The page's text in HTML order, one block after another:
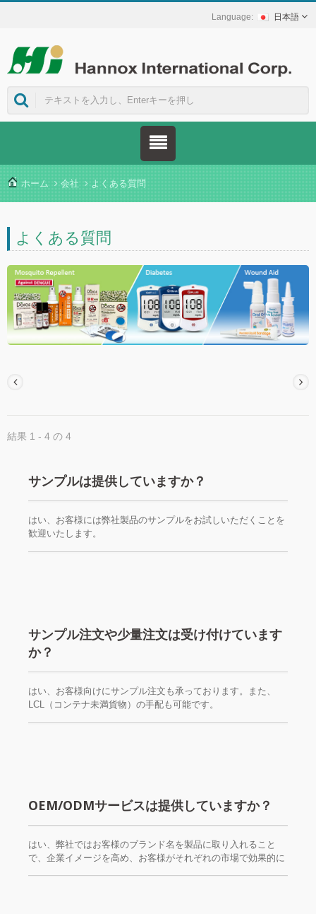
日本語
ホーム 会社 よくある質問
よくある質問
結果 1 - 4 の 4
サンプルは提供していますか？
はい、お客様には弊社製品のサンプルをお試しいただくことを
歓迎いたします。
サンプル注文や少量注文は受け付けています
か？
はい、お客様向けにサンプル注文も承っております。また、
LCL（コンテナ未満貨物）の手配も可能です。
OEM/ODMサービスは提供していますか？
はい、弊社ではお客様のブランド名を製品に取り入れること
で、企業イメージを高め、お客様がそれぞれの市場で効果的に